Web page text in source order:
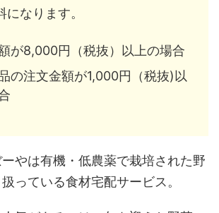
なります。
が8,000円（税抜）以上の場合
の注文金額が1,000円（税抜)以
やは有機・低農薬で栽培された野
っている食材宅配サービス。